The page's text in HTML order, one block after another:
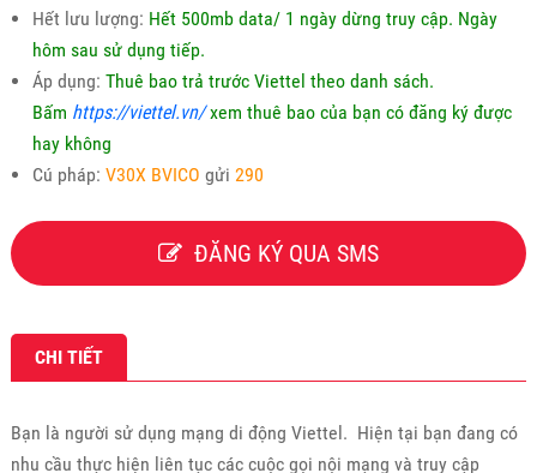
Hết lưu lượng: Hết 500mb data/ 1 ngày dừng truy cập. Ngày
hôm sau sử dụng tiếp.
Áp dụng: Thuê bao trả trước Viettel theo danh sách.
Bấm https://viettel.vn/ xem thuê bao của bạn có đăng ký được
hay không
Cú pháp: V30X BVICO gửi 290
ĐĂNG KÝ QUA SMS
CHI TIẾT
Bạn là người sử dụng mạng di động Viettel. Hiện tại bạn đang có
nhu cầu thực hiện liên tục các cuộc gọi nội mạng và truy cập